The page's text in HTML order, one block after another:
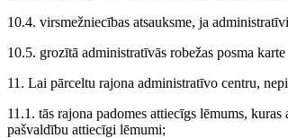
10.4. virsmežniecības atsauksme, ja
10.5. grozītā administratīvās robežas posma karte
11. Lai pārceltu rajona administratīvo centru,
11.1. tās rajona padomes attiecīgs lēmums,
pašvaldību attiecīgi lēmumi;